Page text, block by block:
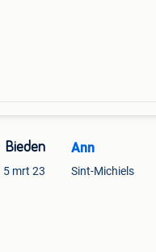
Bieden
5 mrt 23
Ann
Sint-Michiels